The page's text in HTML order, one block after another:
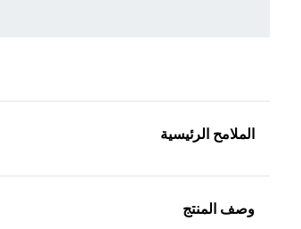
الملامح الرئيسية
وصف المنتج